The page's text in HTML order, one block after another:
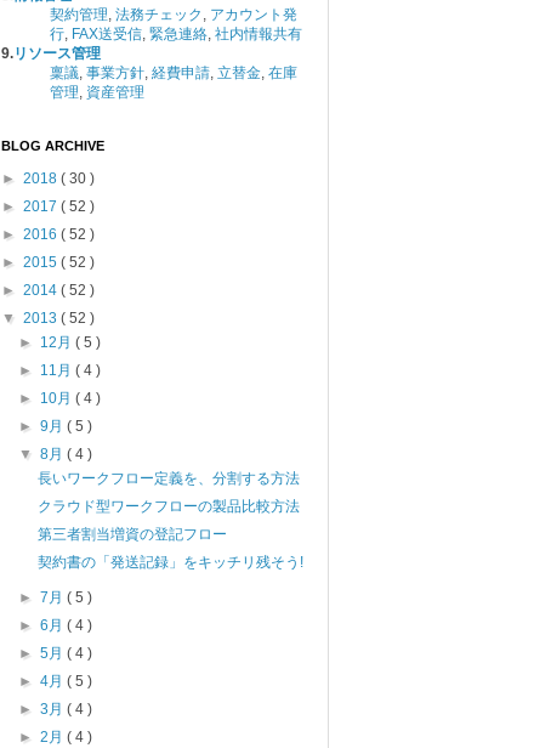
契約管理, 法務チェック , アカウント発
行, FAX送受信, 緊急連絡, 社内情報共有
9.リソース管理
稟議, 事業方針, 経費申請, 立替金, 在庫
管理, 資産管理
BLOG ARCHIVE
► 2018 ( 30 )
► 2017 ( 52 )
► 2016 ( 52 )
► 2015 ( 52 )
► 2014 ( 52 )
▼ 2013 ( 52 )
► 12月( 5 )
► 11月( 4 )
► 10月( 4 )
►9月( 5 )
▼8月( 4 )
長いワークフロー定義を、分割する方法
クラウド型ワークフローの製品比較方法
第三者割当増資の登記フロー
契約書の「発送記録」をキッチリ残そう!
►7月( 5 )
►6月( 4 )
►5月( 4 )
►4月( 5 )
►3月( 4 )
►2月( 4 )